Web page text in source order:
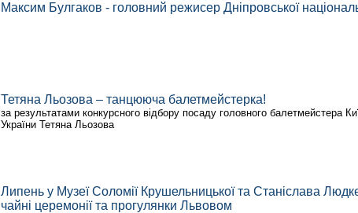
Максим Булгаков - головний режисер Дніпровської
Тетяна Льозова – танцююча балетмейстерка!
за результатами конкурсного відбору посаду головного балетмейстера
України Тетяна Льозова
Липень у Музеї Соломії Крушельницької та Станіслава
чайні церемонії та прогулянки Львовом